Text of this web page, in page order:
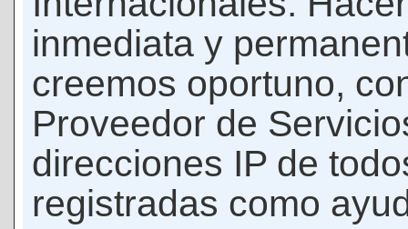
inmediata y
creemos oportuno,
Proveedor de
direcciones IP de
registradas como